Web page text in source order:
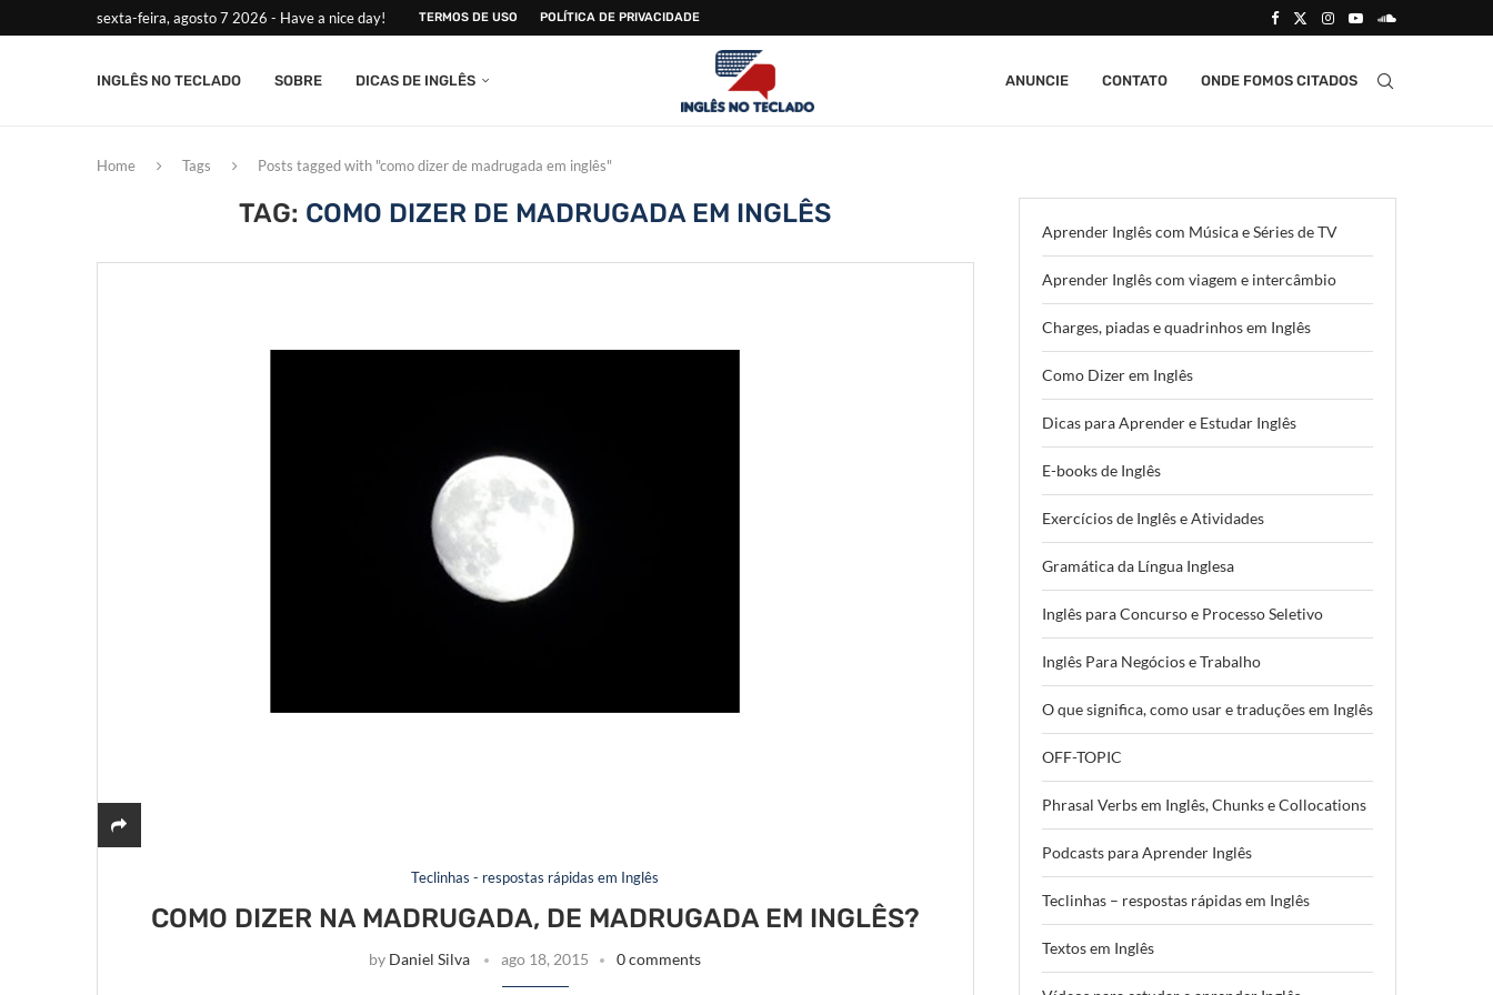
sexta-feira, agosto 7 2026 - Have a nice day! TERMOS DE USO POLÍTICA DE PRIVACIDADE
INGLÊS NO TECLADO SOBRE DICAS DE INGLÊS ANUNCIE CONTATO ONDE FOMOS CITADOS
Home Tags Posts tagged with "como dizer de madrugada em inglês"
TAG: COMO DIZER DE MADRUGADA EM INGLÊS
Teclinhas - respostas rápidas em Inglês
COMO DIZER NA MADRUGADA, DE MADRUGADA EM INGLÊS?
by Daniel Silva ago 18, 2015 0 comments
Aprender Inglês com Música e Séries de TV
Aprender Inglês com viagem e intercâmbio
Charges, piadas e quadrinhos em Inglês
Como Dizer em Inglês
Dicas para Aprender e Estudar Inglês
E-books de Inglês
Exercícios de Inglês e Atividades
Gramática da Língua Inglesa
Inglês para Concurso e Processo Seletivo
Inglês Para Negócios e Trabalho
O que significa, como usar e traduções em Inglês
OFF-TOPIC
Phrasal Verbs em Inglês, Chunks e Collocations
Podcasts para Aprender Inglês
Teclinhas – respostas rápidas em Inglês
Textos em Inglês